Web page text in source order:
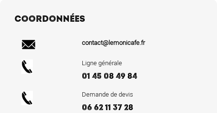
COORDONNÉES
contact@lemonicafe.fr
Ligne générale
01 45 08 49 84
Demande de devis
06 62 11 37 28